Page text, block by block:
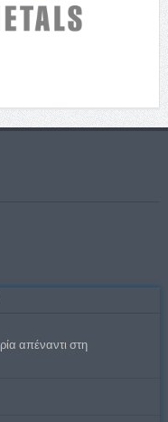
απέναντι στη